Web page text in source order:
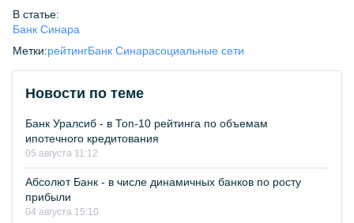
В статье:
Банк Синара
Метки:рейтингБанк Синарасоциальные сети
Новости по теме
Банк Уралсиб - в Топ-10 рейтинга по объемам
ипотечного кредитования
05 августа 11:12
Абсолют Банк - в числе динамичных банков по росту
прибыли
04 августа 15:10